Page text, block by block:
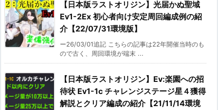
【日本版ラストオリジン】光届かぬ聖域
Ev1-2Ex 初心者向け安定周回編成例の紹
介【22/07/31環境版】
ー26/03/01追記 こちらの記事は22年開催当時のも
ので古く、周回環境が端末 ...
【日本版ラストオリジン】Ev:楽園への招
待状 Ev1-1c チャレンジステージ星４獲得
解説とクリア編成の紹介【21/11/14環境